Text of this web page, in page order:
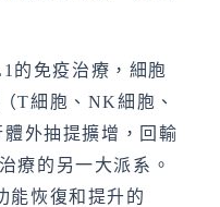
的免疫治療，細胞
T細胞、NK細胞、
外抽提擴增，回輸
療的另一大派系。
能恢復和提升的